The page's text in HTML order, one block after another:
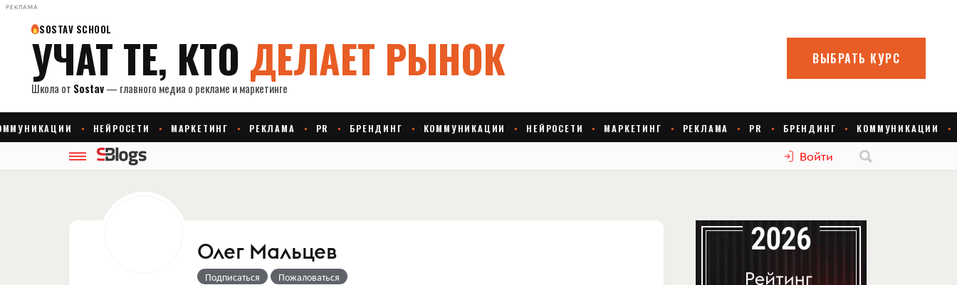
РЕКЛАМА
Войти
Олег Мальцев
Подписаться Пожаловаться